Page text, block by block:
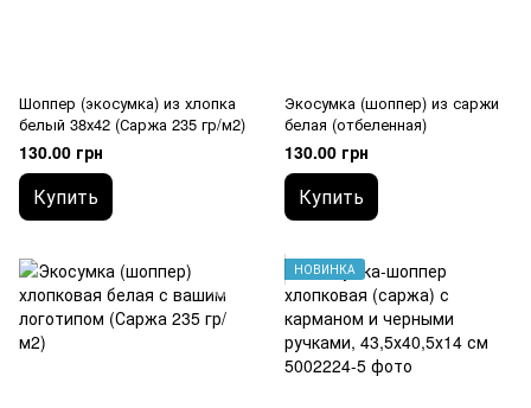
Шоппер (экосумка) из хлопка
белый 38х42 (Саржа 235 гр/м2)
130.00 грн
Купить
Экосумка (шоппер) из саржи
белая (отбеленная)
130.00 грн
Купить
НОВИНКА